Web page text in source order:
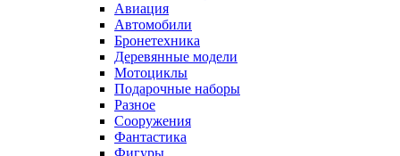
Авиация
Автомобили
Бронетехника
Деревянные модели
Мотоциклы
Подарочные наборы
Разное
Сооружения
Фантастика
Фигуры